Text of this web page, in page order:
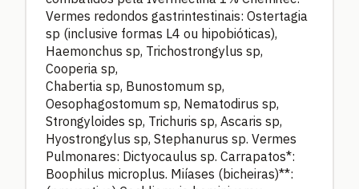
Vermes redondos gastrintestinais: Ostertagia
sp (inclusive formas L4 ou hipobióticas),
Haemonchus sp, Trichostrongylus sp,
Cooperia sp,
Chabertia sp, Bunostomum sp,
Oesophagostomum sp, Nematodirus sp,
Strongyloides sp, Trichuris sp, Ascaris sp,
Hyostrongylus sp, Stephanurus sp. Vermes
Pulmonares: Dictyocaulus sp. Carrapatos*:
Boophilus microplus. Miíases (bicheiras)**: